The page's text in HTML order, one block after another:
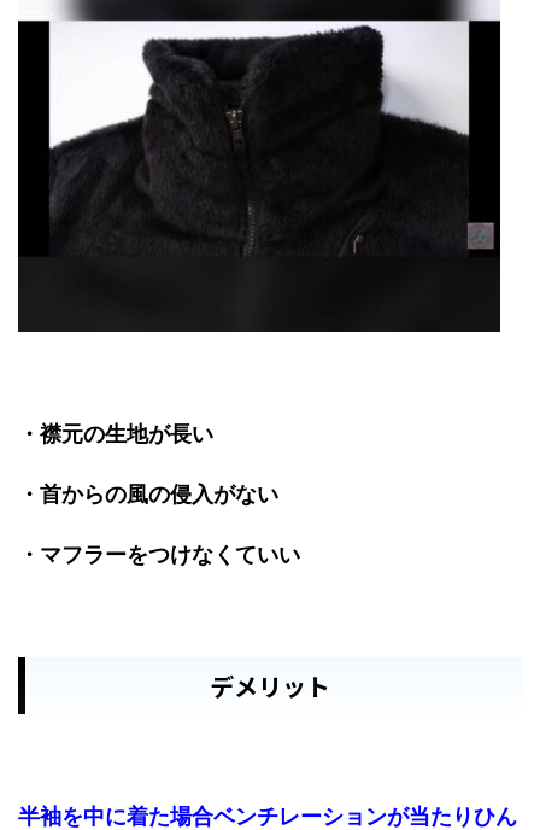
・襟元の生地が長い
・首からの風の侵入がない
・マフラーをつけなくていい
デメリット
半袖を中に着た場合ベンチレーションが当たりひん